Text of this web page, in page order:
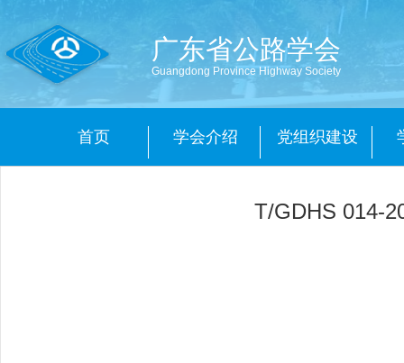
广东省公路学会
Guangdong Province Highway Society
首页 学会介绍 党组织建设
T/GDHS 014-